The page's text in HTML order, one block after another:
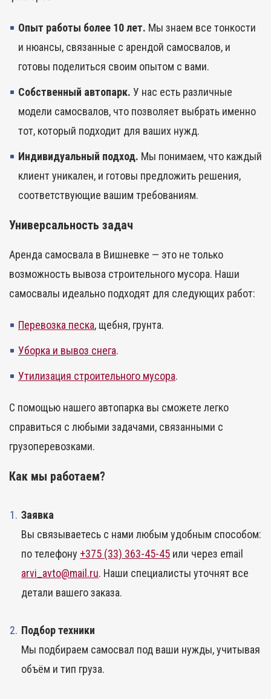
Опыт работы более 10 лет. Мы знаем все тонкости
и нюансы, связанные с арендой самосвалов, и
готовы поделиться своим опытом с вами.
Собственный автопарк. У нас есть различные
модели самосвалов, что позволяет выбрать именно
тот, который подходит для ваших нужд.
Индивидуальный подход. Мы понимаем, что каждый
клиент уникален, и готовы предложить решения,
соответствующие вашим требованиям.
Универсальность задач
Аренда самосвала в Вишневке — это не только
возможность вывоза строительного мусора. Наши
самосвалы идеально подходят для следующих работ:
Перевозка песка, щебня, грунта.
Уборка и вывоз снега.
Утилизация строительного мусора.
С помощью нашего автопарка вы сможете легко
справиться с любыми задачами, связанными с
грузоперевозками.
Как мы работаем?
Заявка
Вы связываетесь с нами любым удобным способом:
по телефону +375 (33) 363-45-45 или через email
arvi_avto@mail.ru. Наши специалисты уточнят все
детали вашего заказа.
Подбор техники
Мы подбираем самосвал под ваши нужды, учитывая
объём и тип груза.